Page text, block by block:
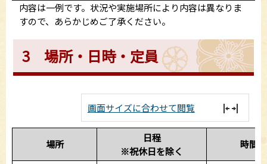
内容は一例です。状況や実施場所により内容は異なりま
すので、あらかじめご了承ください。
3 場所・日時・定員
画面サイズに合わせて閲覧
場所
日程
※祝休日を除く
時間